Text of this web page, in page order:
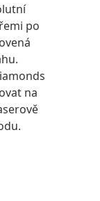
po
na